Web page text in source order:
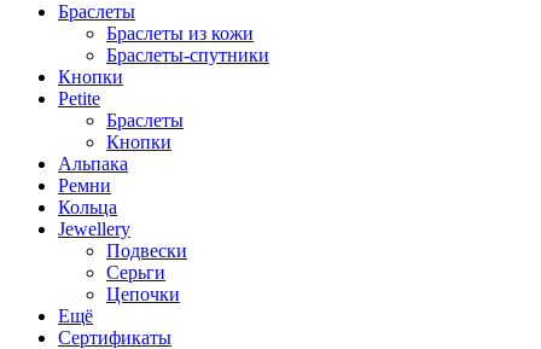
Браслеты
Браслеты из кожи
Браслеты-спутники
Кнопки
Petite
Браслеты
Кнопки
Альпака
Ремни
Кольца
Jewellery
Подвески
Серьги
Цепочки
Ещё
Сертификаты